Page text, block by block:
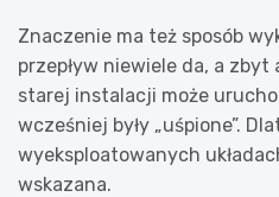
Znaczenie ma też sposób
przepływ niewiele da, a zbyt
starej instalacji może
wcześniej były „uśpione”.
wyeksploatowanych
wskazana.